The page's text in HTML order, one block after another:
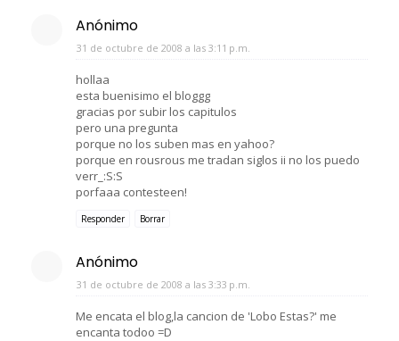
Anónimo
31 de octubre de 2008 a las 3:11 p.m.
hollaa
esta buenisimo el bloggg
gracias por subir los capitulos
pero una pregunta
porque no los suben mas en yahoo?
porque en rousrous me tradan siglos ii no los puedo
verr_:S:S
porfaaa contesteen!
Responder Borrar
Anónimo
31 de octubre de 2008 a las 3:33 p.m.
Me encata el blog,la cancion de 'Lobo Estas?' me
encanta todoo =D